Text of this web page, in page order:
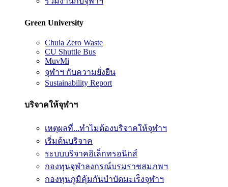
Green University
Chula Zero Waste
CU Shuttle Bus
MuvMi
จุฬาฯ กับความยั่งยืน
Sustainability Report
บริจาคให้จุฬาฯ
เหตุผลที่...ทำไมต้องบริจาคให้จุฬาฯ
เริ่มต้นบริจาค
ระบบบริจาคอิเล็กทรอนิกส์
กองทุนจุฬาลงกรณ์บรมราชสมภพฯ
กองทุนภูมิคุ้มกันบำบัดมะเร็งจุฬาฯ